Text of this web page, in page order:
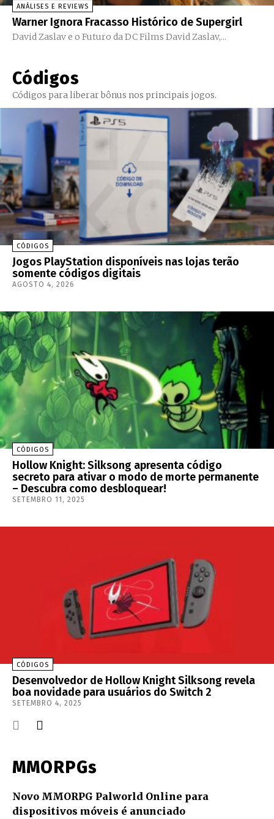
ANÁLISES E REVIEWS
Warner Ignora Fracasso Histórico de Supergirl
David Zaslav e o Futuro da DC Films David Zaslav,...
Códigos
Códigos para liberar bônus nos principais jogos.
CÓDIGOS
Jogos PlayStation disponíveis nas lojas terão
somente códigos digitais
AGOSTO 4, 2026
CÓDIGOS
Hollow Knight: Silksong apresenta código
secreto para ativar o modo de morte permanente
– Descubra como desbloquear!
SETEMBRO 11, 2025
CÓDIGOS
Desenvolvedor de Hollow Knight Silksong revela
boa novidade para usuários do Switch 2
SETEMBRO 4, 2025
MMORPGs
Novo MMORPG Palworld Online para
dispositivos móveis é anunciado